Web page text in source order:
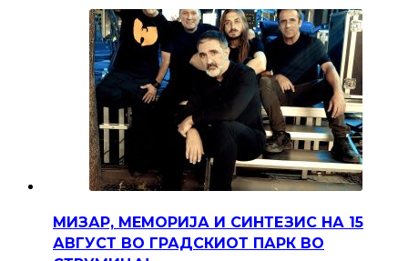
МИЗАР, МЕМОРИЈА И СИНТЕЗИС НА 15
АВГУСТ ВО ГРАДСКИОТ ПАРК ВО